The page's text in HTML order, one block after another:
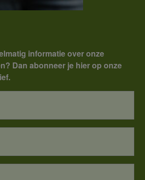
informatie over onze
Dan abonneer je hier op onze